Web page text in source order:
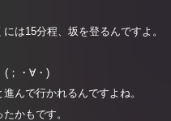
は15分程、坂を登るんですよ。
(；・∀・)
んで行かれるんですよね。
かもです。